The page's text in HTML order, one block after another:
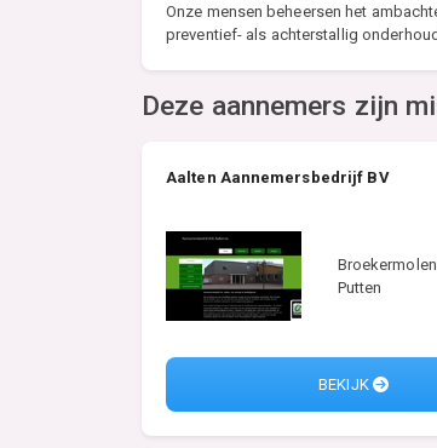
Onze mensen beheersen het
preventief- als achterstallig
Deze aannemers zijn
Aalten Aannemersbedrijf BV
Putten
BEKIJK